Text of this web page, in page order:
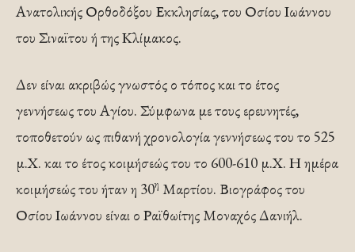
Ανατολικής Ορθοδόξου Εκκλησίας, του Οσίου Ιωάννου
του Σιναϊτου ή της Κλίμακος.
Δεν είναι ακριβώς γνωστός ο τόπος και το έτος
γεννήσεως του Αγίου. Σύμφωνα με τους ερευνητές,
τοποθετούν ως πιθανή χρονολογία γεννήσεως του το 525
μ.Χ. και το έτος κοιμήσεώς του το 600-610 μ.Χ. Η ημέρα
κοιμήσεώς του ήταν η 30η Μαρτίου. Βιογράφος του
Οσίου Ιωάννου είναι ο Ραϊθωίτης Μοναχός Δανιήλ.